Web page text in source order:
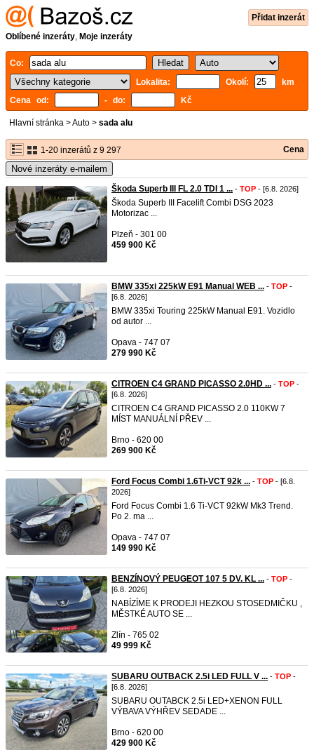
Přidat inzerát
Oblíbené inzeráty, Moje inzeráty
Co:
Lokalita:
Okolí:
km
Cena od:
- do: Kč
Hlavní stránka >Auto > sada alu
1-20 inzerátů z 9 297 Cena
Nové inzeráty e-mailem
Škoda Superb III FL 2.0 TDI 1 ... - TOP - [6.8. 2026]
Škoda Superb III Facelift Combi DSG 2023
Motorizac ...
Plzeň - 301 00
459 900 Kč
BMW 335xi 225kW E91 Manual WEB ... - TOP -
[6.8. 2026]
BMW 335xi Touring 225kW Manual E91. Vozidlo
od autor ...
Opava - 747 07
279 990 Kč
CITROEN C4 GRAND PICASSO 2.0HD ... - TOP -
[6.8. 2026]
CITROEN C4 GRAND PICASSO 2.0 110KW 7
MÍST MANUÁLNÍ PŘEV ...
Brno - 620 00
269 900 Kč
Ford Focus Combi 1.6Ti-VCT 92k ... - TOP - [6.8.
2026]
Ford Focus Combi 1.6 Ti-VCT 92kW Mk3 Trend.
Po 2. ma ...
Opava - 747 07
149 990 Kč
BENZÍNOVÝ PEUGEOT 107 5 DV. KL ... - TOP -
[6.8. 2026]
NABÍZÍME K PRODEJI HEZKOU STOSEDMIČKU ,
MĚSTKÉ AUTO SE ...
Zlín - 765 02
49 999 Kč
SUBARU OUTBACK 2.5i LED FULL V ... - TOP -
[6.8. 2026]
SUBARU OUTABCK 2.5i LED+XENON FULL
VÝBAVA VÝHŘEV SEDADE ...
Brno - 620 00
429 900 Kč